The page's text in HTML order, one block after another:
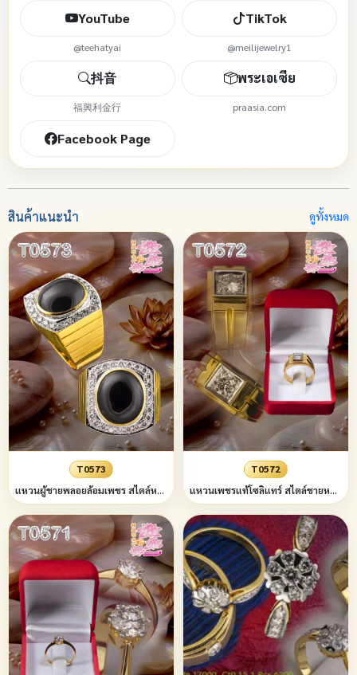
YouTube
@teehatyai
TikTok
@meilijewelry1
抖音
福興利金行
พระเอเซีย
praasia.com
Facebook Page
สินค้าแนะนำ ดูทั้งหมด
T0573
แหวนผู้ชายพลอยล้อมเพชร สไตล์หรู แบบฝังหุ้ม (ขอบทรง4เหลี่ยมบนล่างมล) ข้างลายเส้นขัดมัน
T0572
แหวนเพชรแท้โซลิแทร์ สไตล์ชายหรูหรูหรา ขวัญวันวาเลนไทน์ เครื่องประดับ แหวนแต่งงาน งานเลี้ยง